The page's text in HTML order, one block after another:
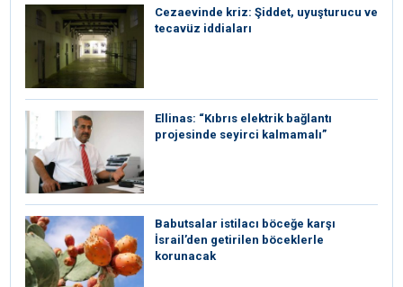
Cezaevinde kriz: Şiddet, uyuşturucu ve
tecavüz iddiaları
Ellinas: “Kıbrıs elektrik bağlantı
projesinde seyirci kalmamalı”
Babutsalar istilacı böceğe karşı
İsrail’den getirilen böceklerle
korunacak